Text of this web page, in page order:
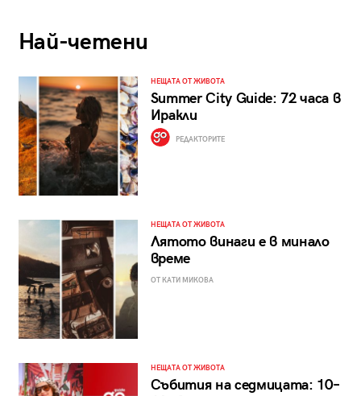
Най-четени
НЕЩАТА ОТ ЖИВОТА
Summer City Guide: 72 часа в
Иракли
РЕДАКТОРИТЕ
НЕЩАТА ОТ ЖИВОТА
Лятото винаги е в минало
време
ОТ КАТИ МИКОВА
НЕЩАТА ОТ ЖИВОТА
Събития на седмицата: 10–